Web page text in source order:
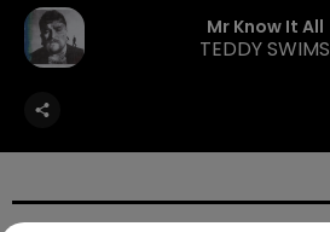
Mr Know It All
TEDDY SWIMS